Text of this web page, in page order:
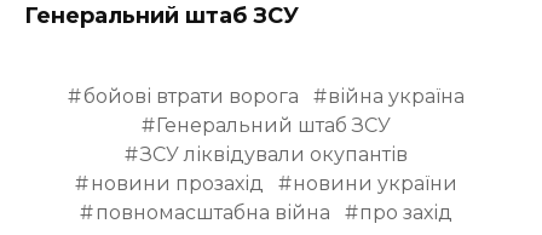
Генеральний штаб ЗСУ
бойові втрати ворога
війна україна
Генеральний штаб ЗСУ
ЗСУ ліквідували окупантів
новини прозахід
новини україни
повномасштабна війна
про захід